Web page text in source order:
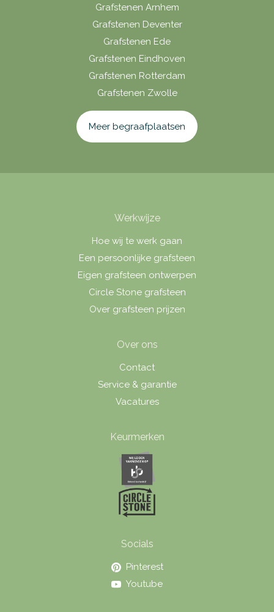
Grafstenen Arnhem
Grafstenen Deventer
Grafstenen Ede
Grafstenen Eindhoven
Grafstenen Rotterdam
Grafstenen Zwolle
Meer begraafplaatsen
Werkwijze
Hoe wij te werk gaan
Een persoonlijke grafsteen
Eigen grafsteen ontwerpen
Circle Stone grafsteen
Over grafsteen prijzen
Over ons
Contact
Service & garantie
Vacatures
Keurmerken
Socials
Pinterest
Youtube